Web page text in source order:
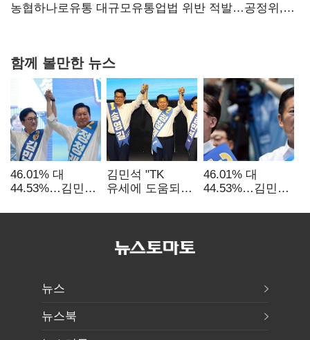
확대
농협하나로유통 대규모유통업법 위반 적발…공정위,
함께 볼만한 뉴스
46.01% 대
44.53%…김민석·
'초박빙'(종합
김민석 "TK
유세에 도움되는
"벌써 대표된 양
46.01% 대
44.53%…김민석·
'초박빙'(종합)
뉴스
뉴스북